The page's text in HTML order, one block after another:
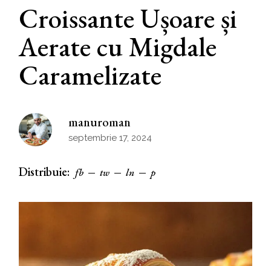
Croissante Ușoare și
Aerate cu Migdale
Caramelizate
manuroman
septembrie 17, 2024
Distribuie: fb tw ln p